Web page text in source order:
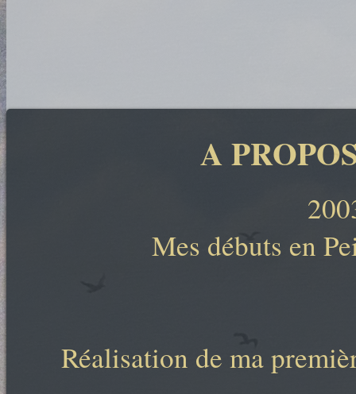
A
Mes débuts en
Réalisation de ma